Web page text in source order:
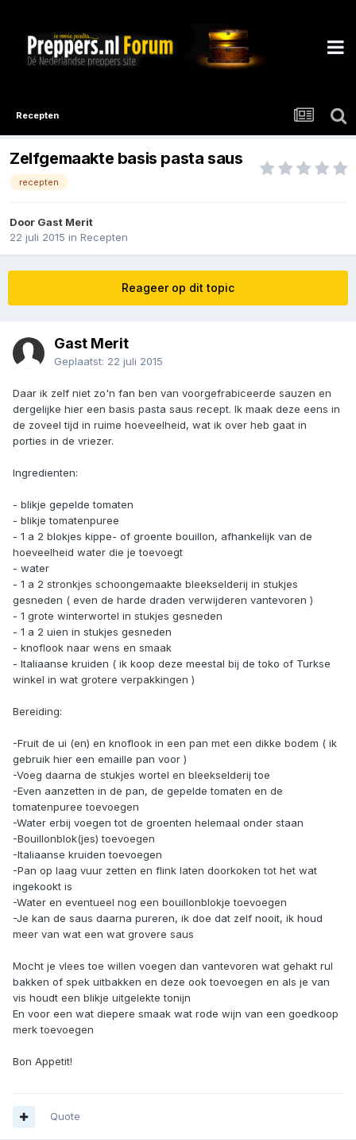
Recepten
Zelfgemaakte basis pasta saus
recepten
Door Gast Merit
22 juli 2015 in Recepten
Reageer op dit topic
Gast Merit
Geplaatst: 22 juli 2015
Daar ik zelf niet zo'n fan ben van voorgefrabiceerde sauzen en
dergelijke hier een basis pasta saus recept. Ik maak deze eens in
de zoveel tijd in ruime hoeveelheid, wat ik over heb gaat in
porties in de vriezer.
Ingredienten:
- blikje gepelde tomaten
- blikje tomatenpuree
- 1 a 2 blokjes kippe- of groente bouillon, afhankelijk van de
hoeveelheid water die je toevoegt
- water
- 1 a 2 stronkjes schoongemaakte bleekselderij in stukjes
gesneden ( even de harde draden verwijderen vantevoren )
- 1 grote winterwortel in stukjes gesneden
- 1 a 2 uien in stukjes gesneden
- knoflook naar wens en smaak
- Italiaanse kruiden ( ik koop deze meestal bij de toko of Turkse
winkel in wat grotere verpakkingen )
Bereiding:
-Fruit de ui (en) en knoflook in een pan met een dikke bodem ( ik
gebruik hier een emaille pan voor )
-Voeg daarna de stukjes wortel en bleekselderij toe
-Even aanzetten in de pan, de gepelde tomaten en de
tomatenpuree toevoegen
-Water erbij voegen tot de groenten helemaal onder staan
-Bouillonblok(jes) toevoegen
-Italiaanse kruiden toevoegen
-Pan op laag vuur zetten en flink laten doorkoken tot het wat
ingekookt is
-Water en eventueel nog een bouillonblokje toevoegen
-Je kan de saus daarna pureren, ik doe dat zelf nooit, ik houd
meer van wat een wat grovere saus
Mocht je vlees toe willen voegen dan vantevoren wat gehakt rul
bakken of spek uitbakken en deze ook toevoegen en als je van
vis houdt een blikje uitgelekte tonijn
En voor een wat diepere smaak wat rode wijn van een goedkoop
merk toevoegen
Bon Appetit!
Quote